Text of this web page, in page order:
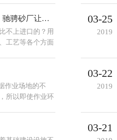
新型环保时产100-200吨轮胎移动碎石机价格实惠，驰骋砂厂让人爱不释手
不上进口的？用
工艺等各个方面
03-25
2019
作业场地的不
所以即使作业环
03-22
2019
03-21